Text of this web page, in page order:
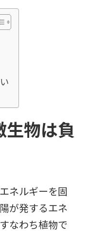
物は負
ネルギーを固
が発するエネ
なわち植物で